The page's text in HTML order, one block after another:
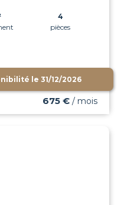
4
pièces
le 31/12/2026
675 € / mois